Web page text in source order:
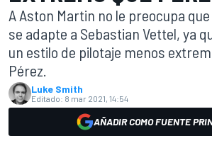
A Aston Martin no le preocupa que
se adapte a Sebastian Vettel, ya
un estilo de pilotaje menos
Pérez.
Luke Smith
Editado: 8 mar 2021, 14:54
AÑADIR COMO FUENTE